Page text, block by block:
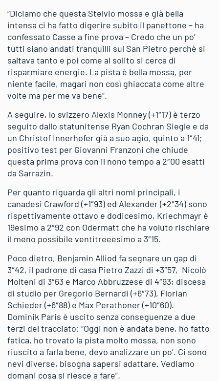
“Diciamo che questa Stelvio mossa e già bella
intensa ci ha fatto digerire subito il panettone – ha
confessato Casse a fine prova – Credo che un po’
tutti siano andati tranquilli sul San Pietro perchè si
saltava tanto e poi come al solito si cerca di
risparmiare energie. La pista è bella mossa, per
niente facile, magari non così ghiaccata come altre
volte ma per me va bene”.
A seguire, lo svizzero Alexis Monney (+1″17) è terzo
seguito dallo statunitense Ryan Cochran Siegle e da
un Christof Innerhofer già a suo agio, quinto a 1″41;
positivo test per Giovanni Franzoni che chiude
questa prima prova con il nono tempo a 2″00 esatti
da Sarrazin.
Per quanto riguarda gli altri nomi principali, i
canadesi Crawford (+1″93) ed Alexander (+2″34) sono
rispettivamente ottavo e dodicesimo, Kriechmayr è
19esimo a 2″92 con Odermatt che ha voluto rischiare
il meno possibile ventitreeesimo a 3″15.
Poco dietro, Benjamin Alliod fa segnare un gap di
3″42, il padrone di casa Pietro Zazzi di +3″57, Nicolò
Molteni di 3″63 e Marco Abbruzzese di 4″93; discesa
di studio per Gregorio Bernardi (+6″73), Florian
Schieder (+6″88) e Max Perathoner (+10″60).
Dominik Paris è uscito senza conseguenze a due
terzi del tracciato: “Oggi non è andata bene, ho fatto
fatica, ho trovato la pista molto mossa, non sono
riuscito a farla bene, devo analizzare un po’. Ci sono
nevi diverse, bisogna sapersi adattare. Vediamo
domani cosa si riesce a fare”.